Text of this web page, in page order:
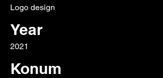
Logo design
Year
2021
Konum